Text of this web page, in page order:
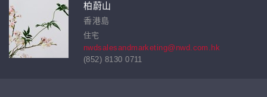
柏蔚山
香港島
住宅
nwdsalesandmarketing@nwd.com.hk
(852) 8130 0711